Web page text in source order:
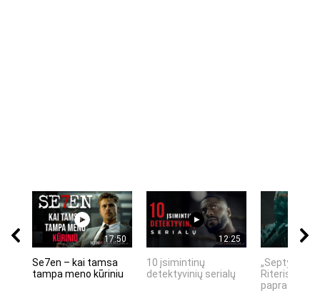
17:50
Se7en – kai tamsa
tampa meno kūriniu
12:25
10 įsimintinų
detektyvinių serialų
„Septynių
Riteris" – kai